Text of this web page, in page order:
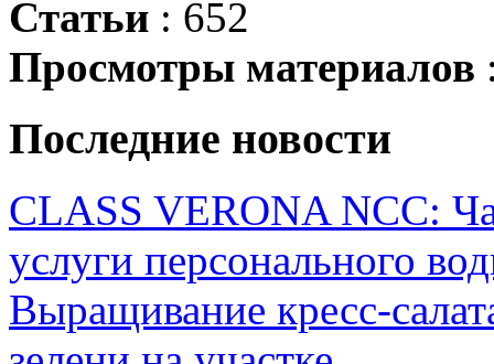
Статьи : 652
Просмотры материалов
Последние новости
CLASS VERONA NCC:
услуги персонального
Выращивание кресс-